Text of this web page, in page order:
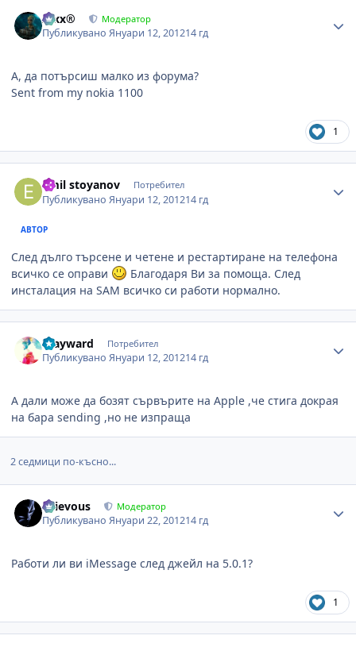
Alxx® Модератор
ПубликуваноЯнуари 12, 201214 гд
А, да потърсиш малко из форума?
Sent from my nokia 1100
1
emil stoyanov Потребител
ПубликуваноЯнуари 12, 201214 гд
АВТОР
След дълго търсене и четене и рестартиране на телефона
всичко се оправи
Благодаря Ви за помоща. След
инсталация на SAM всичко си работи нормално.
Wayward Потребител
ПубликуваноЯнуари 12, 201214 гд
А дали може да бозят сървърите на Apple ,че стига докрая
на бара sending ,но не изпраща
2 седмици по-късно...
Grievous Модератор
ПубликуваноЯнуари 22, 201214 гд
Работи ли ви iMessage след джейл на 5.0.1?
1